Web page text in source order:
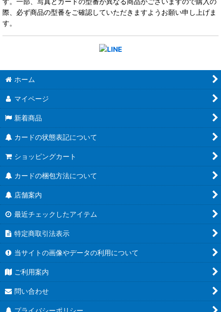
際、必ず商品の型番をご確認していただきますようお願い申し上げま
す。
ホーム
マイページ
新着商品
カードの状態表記について
ショッピングカート
カードの梱包方法について
店舗案内
最近チェックしたアイテム
特定商取引法表示
当サイトの画像やデータの利用について
ご利用案内
問い合わせ